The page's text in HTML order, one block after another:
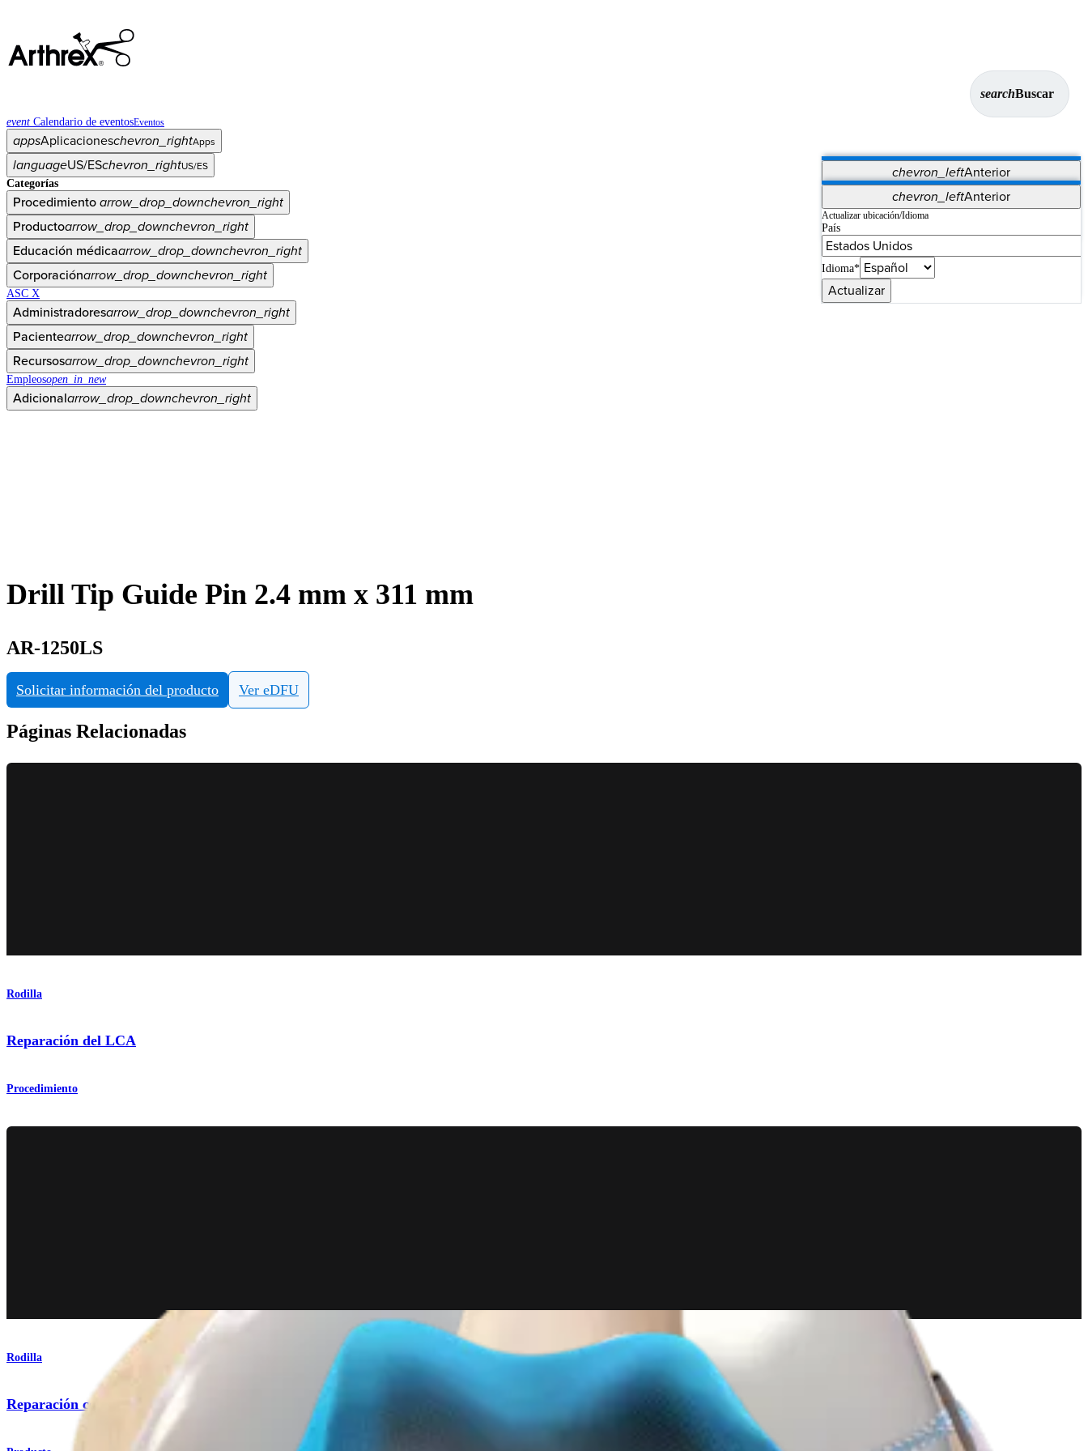
searchBuscar
event Calendario de eventosEventos
appsAplicacioneschevron_rightApps
chevron_leftAnterior
Vet Systems OrthoPedia Patient
Supplier Portal
Synergy Imaging & Resection
languageUS/ESchevron_rightUS/ES
chevron_leftAnterior
Actualizar ubicación/Idioma
País
Idioma*
Actualizar
Categorías
Procedimientoarrow_drop_downchevron_right
Productoarrow_drop_downchevron_right
Educación médicaarrow_drop_downchevron_right
Corporaciónarrow_drop_downchevron_right
ASC X
Administradoresarrow_drop_downchevron_right
Pacientearrow_drop_downchevron_right
Recursosarrow_drop_downchevron_right
Empleosopen_in_new
Adicionalarrow_drop_downchevron_right
Drill Tip Guide Pin 2.4 mm x 311 mm
AR-1250LS
Solicitar información del producto Ver eDFU
Páginas Relacionadas
Rodilla
Reparación del LCA
Procedimiento
Rodilla
Reparación con el implante TightRope® con suturas FiberRing™